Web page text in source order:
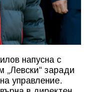
напусна с
„Левски“ заради
управление.